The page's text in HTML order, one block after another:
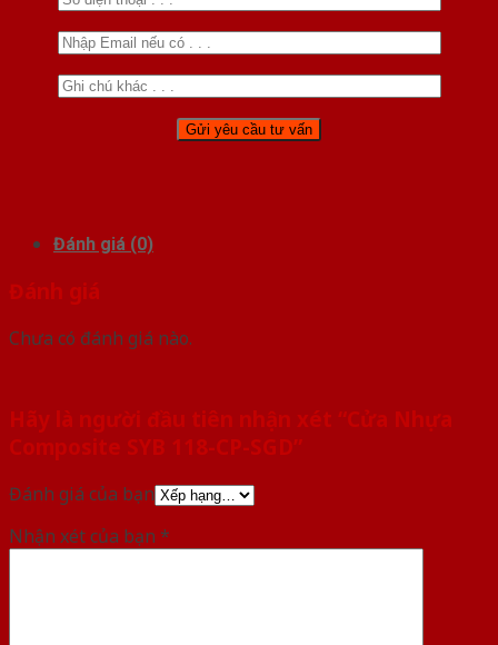
Đánh giá (0)
Đánh giá
Chưa có đánh giá nào.
Hãy là người đầu tiên nhận xét “Cửa Nhựa
Composite SYB 118-CP-SGD”
Đánh giá của bạn
Nhận xét của bạn *